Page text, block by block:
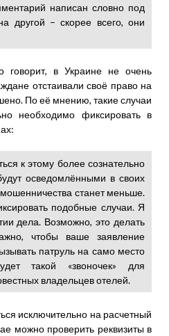
написан словно под
другой – скорее всего, они
говорит, в Украине не очень
отстаивали своё право на
По её мнению, такие случаи
необходимо фиксировать в
к этому более сознательно
осведомлёнными в своих
мошенничества станет меньше.
подобные случаи. Я
дела. Возможно, это делать
чтобы ваше заявление
патруль на само место
такой «звоночек» для
владельцев отелей.
исключительно на расчетный
можно проверить реквизиты в